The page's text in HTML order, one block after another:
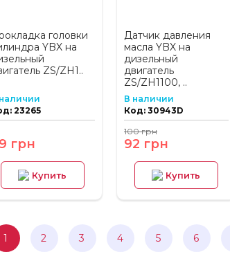
головки
YBX на
ZS/ZH1..
23265
грн
Купить
Датчик давления
масла YBX на
дизельный
двигатель
ZS/ZH1100, ..
В наличии
Код: 30943D
92 грн
100 грн
Купить
1 2 3 4 5 6